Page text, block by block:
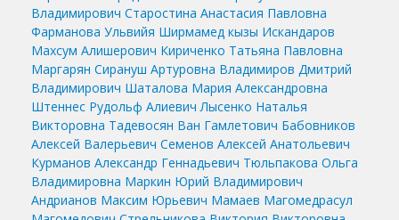
Владимирович Старостина Анастасия Павловна
Фарманова Ульвийя Ширмамед кызы Искандаров
Махсум Алишерович Кириченко Татьяна Павловна
Маргарян Сирануш Артуровна Владимиров Дмитрий
Владимирович Шаталова Мария Александровна
Штеннес Рудольф Алиевич Лысенко Наталья
Викторовна Тадевосян Ван Гамлетович Бабовников
Алексей Валерьевич Семенов Алексей Анатольевич
Курманов Александр Геннадьевич Тюльпакова Ольга
Владимировна Маркин Юрий Владимирович
Андрианов Максим Юрьевич Мамаев Магомедрасул